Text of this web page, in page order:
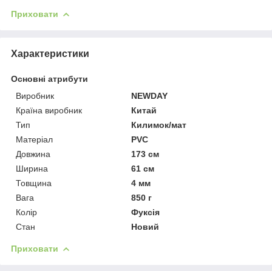
Приховати
Характеристики
Основні атрибути
Виробник
NEWDAY
Країна виробник
Китай
Тип
Килимок/мат
Матеріал
PVC
Довжина
173 см
Ширина
61 см
Товщина
4 мм
Вага
850 г
Колір
Фуксія
Стан
Новий
Приховати